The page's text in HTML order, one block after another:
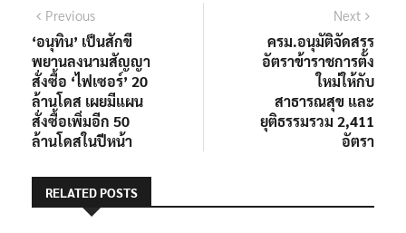
แนะแนว
เรื่อง
PreviousPrevious
post:
‘อนุทิน’ เป็นสักขี
พยานลงนามสัญญา
สั่งซื้อ ‘ไฟเซอร์’ 20
ล้านโดส เผยมีแผน
สั่งซื้อเพิ่มอีก 50
ล้านโดสในปีหน้า
Next
post:
ครม.อนุมัติจัดสรร
อัตราข้าราชการตั้ง
ใหม่ให้กับ
สาธารณสุข และ
ยุติธรรมรวม 2,411
อัตรา
RELATED POSTS